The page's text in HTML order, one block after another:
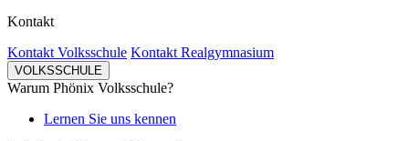
Kontakt
Kontakt Volksschule Kontakt Realgymnasium
VOLKSSCHULE
Warum Phönix Volksschule?
Lernen Sie uns kennen